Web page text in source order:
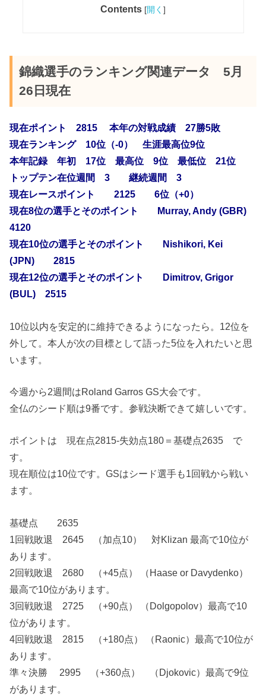
Contents [開く ]
錦織選手のランキング関連データ 5月
26日現在
現在ポイント 2815 本年の対戦成績 27勝5敗
現在ランキング 10位（-0） 生涯最高位9位
本年記録 年初 17位 最高位 9位 最低位 21位
トップテン在位週間 3 継続週間 3
現在レースポイント 2125 6位（+0）
現在8位の選手とそのポイント Murray, Andy (GBR)
4120
現在10位の選手とそのポイント Nishikori, Kei
(JPN) 2815
現在12位の選手とそのポイント Dimitrov, Grigor
(BUL) 2515
10位以内を安定的に維持できるようになったら。12位を
外して。本人が次の目標として語った5位を入れたいと思
います。
今週から2週間はRoland Garros GS大会です。
全仏のシード順は9番です。参戦決断できて嬉しいです。
ポイントは 現在点2815-失効点180＝基礎点2635 で
す。
現在順位は10位です。GSはシード選手も1回戦から戦い
ます。
基礎点 2635
1回戦敗退 2645 （加点10） 対Klizan 最高で10位が
あります。
2回戦敗退 2680 （+45点） （Haase or Davydenko）
最高で10位があります。
3回戦敗退 2725 （+90点） （Dolgopolov）最高で10
位があります。
4回戦敗退 2815 （+180点） （Raonic）最高で10位が
あります。
準々決勝 2995 （+360点） （Djokovic）最高で9位
があります。